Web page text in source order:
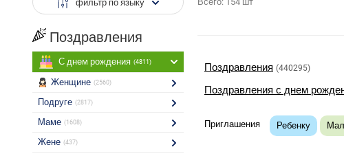
фильтр по языку
Поздравления
С днем рождения (4811)
Женщине (2560)
Подруге (2817)
Маме (1608)
Жене (437)
Поздравления (440295)
Поздравления с днем
Приглашения Ребенку